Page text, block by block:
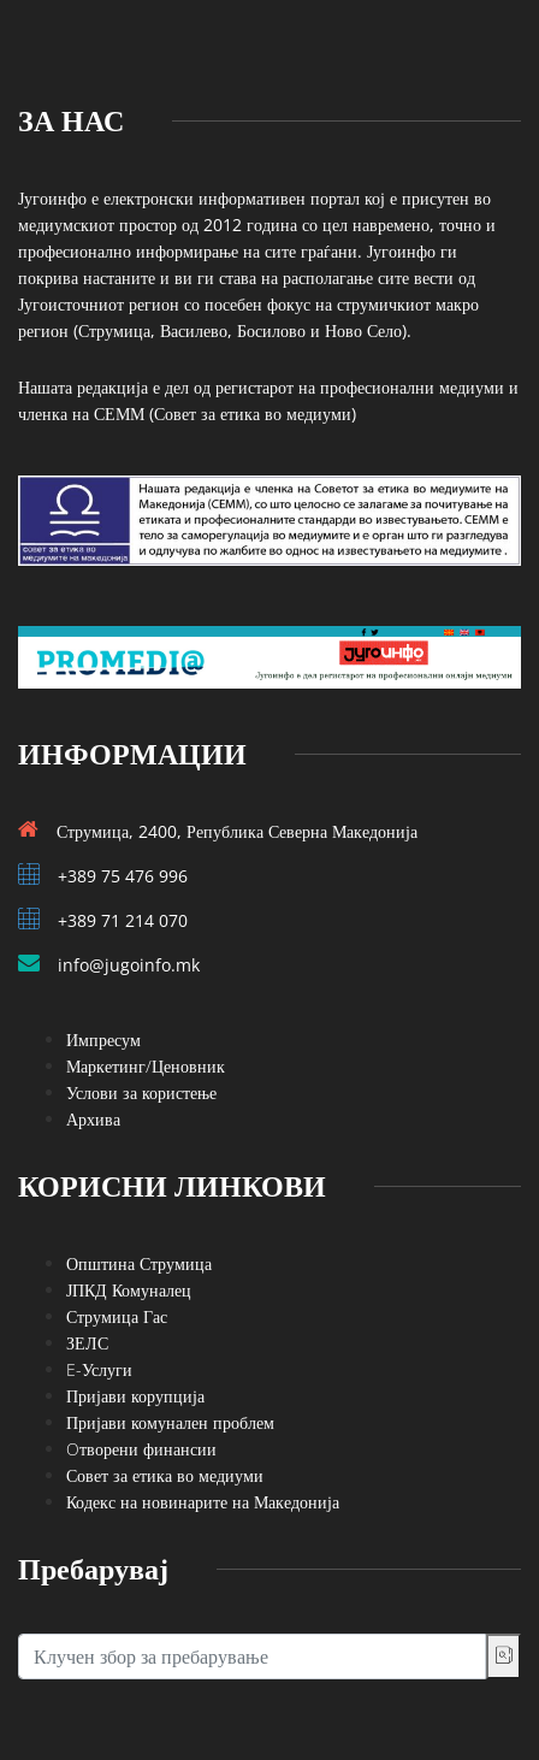
ЗА НАС
Југоинфо е електронски информативен портал кој е присутен во
медиумскиот простор од 2012 година со цел навремено, точно и
професионално информирање на сите граѓани. Југоинфо ги
покрива настаните и ви ги става на располагање сите вести од
Југоисточниот регион со посебен фокус на струмичкиот макро
регион (Струмица, Василево, Босилово и Ново Село).
Нашата редакција е дел од регистарот на професионални медиуми и
членка на СЕММ (Совет за етика во медиуми)
ИНФОРМАЦИИ
Струмица, 2400, Република Северна Македонија
+389 75 476 996
+389 71 214 070
info@jugoinfo.mk
Импресум
Маркетинг/Ценовник
Услови за користење
Архива
КОРИСНИ ЛИНКОВИ
Општина Струмица
ЈПКД Комуналец
Струмица Гас
ЗЕЛС
E-Услуги
Пријави корупција
Пријави комунален проблем
Oтворени финансии
Совет за етика во медиуми
Кодекс на новинарите на Македонија
Пребарувај